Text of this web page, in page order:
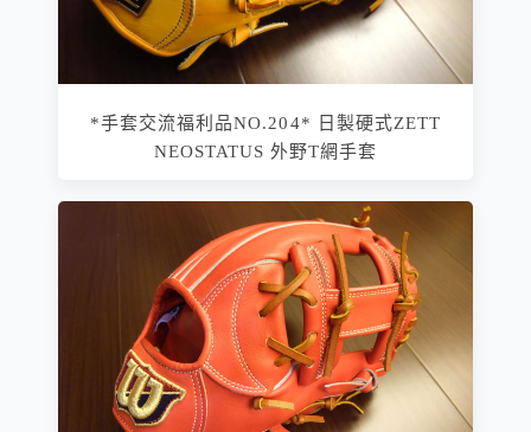
*手套交流福利品NO.204* 日製硬式ZETT
NEOSTATUS 外野T網手套